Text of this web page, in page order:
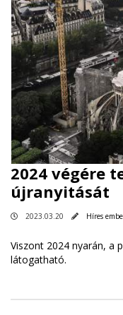
2024 végére
újranyitását
2023.03.20 Híres
Viszont 2024 nyarán, a
látogatható.